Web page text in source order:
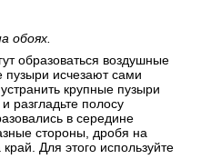
обоях.
образоваться воздушные
исчезают сами
крупные пузыри
разгладьте полосу
в середине
стороны, дробя на
Для этого используйте